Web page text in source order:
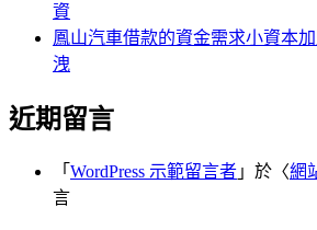
資
鳳山汽車借款的資金需求小資本
洩
近期留言
「 WordPress 示範留言者 」於〈網
言